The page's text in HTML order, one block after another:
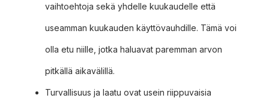
vaihtoehtoja sekä yhdelle kuukaudelle että
useamman kuukauden käyttövauhdille. Tämä voi
olla etu niille, jotka haluavat paremman arvon
pitkällä aikavälillä.
Turvallisuus ja laatu ovat usein riippuvaisia